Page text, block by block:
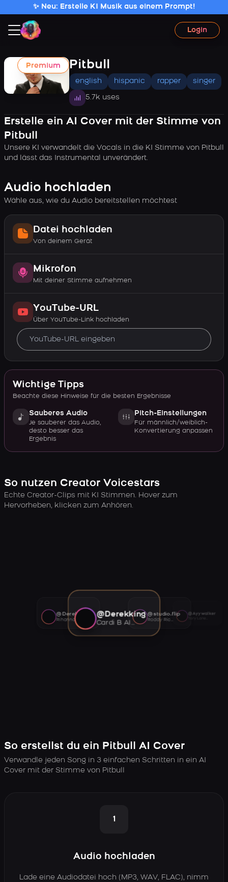
✨ Neu: Erstelle KI Musik aus einem Prompt!
Login
Premium Pitbull
english hispanic rapper singer
5.7k uses
Erstelle ein AI Cover mit der Stimme von
Pitbull
Unsere KI verwandelt die Vocals in die KI Stimme von Pitbull
und lässt das Instrumental unverändert.
Audio hochladen
Wähle aus, wie du Audio bereitstellen möchtest
Datei hochladen
Von deinem Gerät
Mikrofon
Mit deiner Stimme aufnehmen
YouTube-URL
Über YouTube-Link hochladen
Wichtige Tipps
Beachte diese Hinweise für die besten Ergebnisse
Sauberes Audio
Je sauberer das Audio,
desto besser das
Ergebnis
Pitch-Einstellungen
Für männlich/weiblich-
Konvertierung anpassen
So nutzen Creator Voicestars
Echte Creator-Clips mit KI Stimmen. Hover zum
Hervorheben, klicken zum Anhören.
@Derekking
Cardi B AI voice
@studio.flip
Roddy Ricch AI voice
@Ayywalker
@Derekking
Rihanna AI voice
So erstellst du ein Pitbull AI Cover
Verwandle jeden Song in 3 einfachen Schritten in ein AI
Cover mit der Stimme von Pitbull
1
Audio hochladen
Lade eine Audiodatei hoch (MP3, WAV, FLAC), nimm